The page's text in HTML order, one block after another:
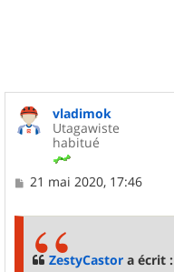
vladimok
Utagawiste
habitué
M
21 mai 2020, 17:46
ZestyCastor a écrit :